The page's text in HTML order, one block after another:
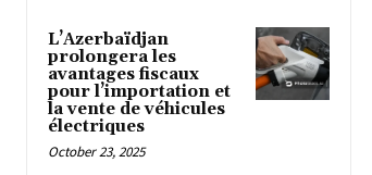
L’Azerbaïdjan
prolongera les
avantages fiscaux
pour l’importation et
la vente de véhicules
électriques
October 23, 2025